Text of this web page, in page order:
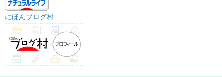
にほんブログ村